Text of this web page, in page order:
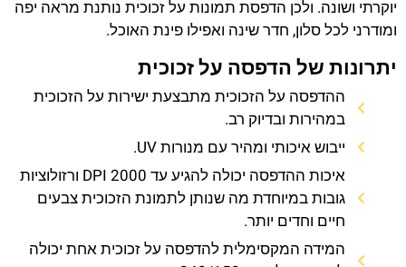
יוקרתי ושונה. ולכן הדפסת תמונות על זכוכית נותנת מראה יפה
ומודרני לכל סלון, חדר שינה ואפילו פינת האוכל.
יתרונות של הדפסה על זכוכית
ההדפסה על הזכוכית מתבצעת ישירות על הזכוכית
במהירות ובדיוק רב.
ייבוש איכותי ומהיר עם מנורות UV.
איכות ההדפסה יכולה להגיע עד 2000 DPI ורזולוציות
גובות במיוחדת מה שנותן לתמונת הזכוכית צבעים
חיים וחדים יותר.
המידה המקסימלית להדפסה על זכוכית אחת יכולה